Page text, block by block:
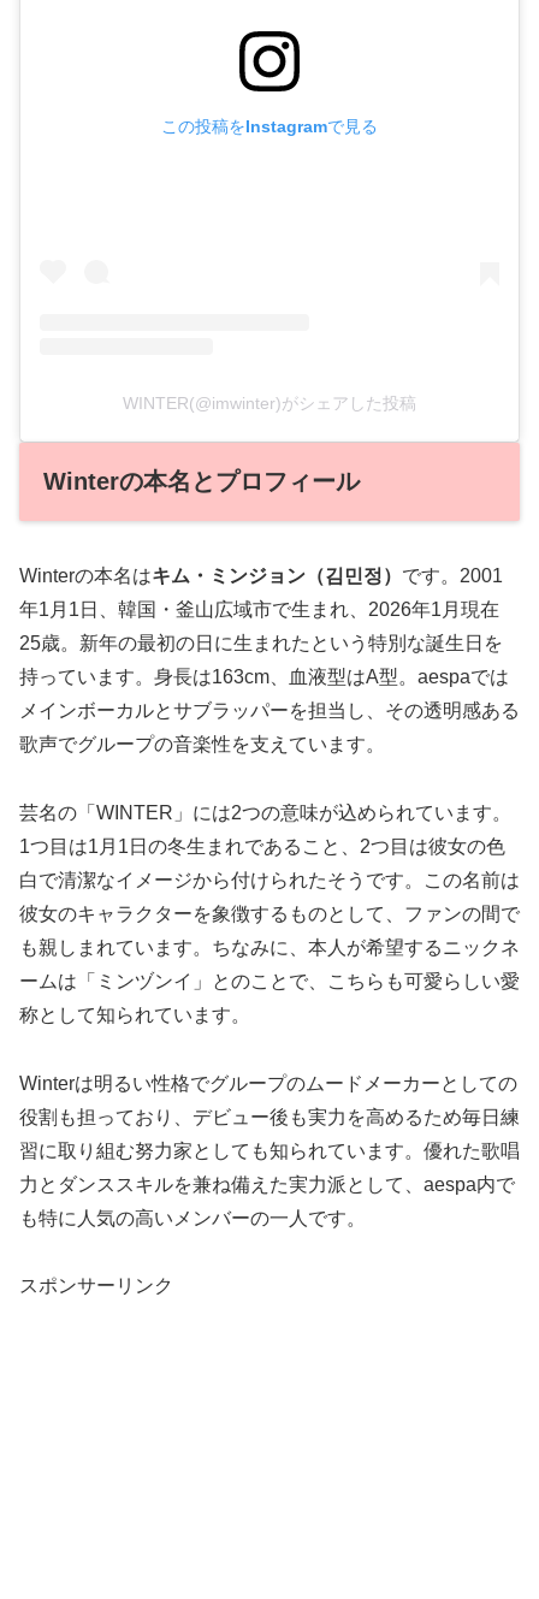
この投稿をInstagramで見る
WINTER(@imwinter)がシェアした投稿
Winterの本名とプロフィール
Winterの本名はキム・ミンジョン（김민정） です。2001
年1月1日、韓国・釜山広域市で生まれ、2026年1月現在
25歳。新年の最初の日に生まれたという特別な誕生日を
持っています。身長は163cm、血液型はA型。aespaでは
メインボーカルとサブラッパーを担当し、その透明感ある
歌声でグループの音楽性を支えています。
芸名の「WINTER」には2つの意味が込められています。
1つ目は1月1日の冬生まれであること、2つ目は彼女の色
白で清潔なイメージから付けられたそうです。この名前は
彼女のキャラクターを象徴するものとして、ファンの間で
も親しまれています。ちなみに、本人が希望するニックネ
ームは「ミンヅンイ」とのことで、こちらも可愛らしい愛
称として知られています。
Winterは明るい性格でグループのムードメーカーとしての
役割も担っており、デビュー後も実力を高めるため毎日練
習に取り組む努力家としても知られています。優れた歌唱
力とダンススキルを兼ね備えた実力派として、aespa内で
も特に人気の高いメンバーの一人です。
スポンサーリンク